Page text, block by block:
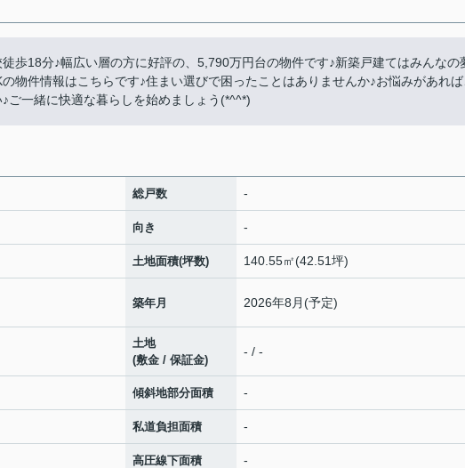
歩18分♪幅広い層の方に好評の、5,790万円台の物件です♪新築戸建てはみんなの
物件情報はこちらです♪住まい選びで困ったことはありませんか♪お悩みがあれ
ご一緒に快適な暮らしを始めましょう(*^^*)
総戸数 -
向き -
土地面積(坪数) 140.55㎡(42.51坪)
築年月 2026年8月(予定)
土地
(敷金 / 保証金)
- / -
傾斜地部分面積 -
私道負担面積 -
高圧線下面積 -